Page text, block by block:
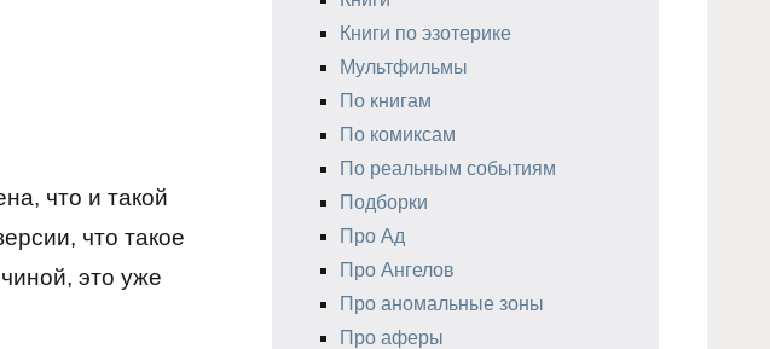
что и такой
что такое
это уже
Книги по эзотерике
Мультфильмы
По книгам
По комиксам
По реальным событиям
Подборки
Про Ад
Про Ангелов
Про аномальные зоны
Про аферы